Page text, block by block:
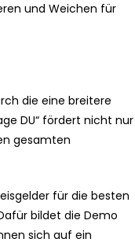
und Weichen für
die eine breitere
DU“ fördert nicht nur
gesamten
für die besten
bildet die Demo
sich auf ein